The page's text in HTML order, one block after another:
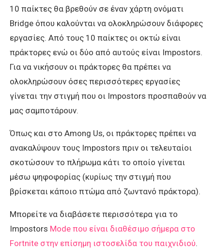
10 παίκτες θα βρεθούν σε έναν χάρτη ονόματι
Bridge όπου καλούνται να ολοκληρώσουν διάφορες
εργασίες. Από τους 10 παίκτες οι οκτώ είναι
πράκτορες ενώ οι δύο από αυτούς είναι Impostors.
Για να νικήσουν οι πράκτορες θα πρέπει να
ολοκληρώσουν όσες περισσότερες εργασίες
γίνεται την στιγμή που οι Impostors προσπαθούν να
μας σαμποτάρουν.
Όπως και στο Among Us, οι πράκτορες πρέπει να
ανακαλύψουν τους Impostors πριν οι τελευταίοι
σκοτώσουν το πλήρωμα κάτι το οποίο γίνεται
μέσω ψηφοφορίας (κυρίως την στιγμή που
βρίσκεται κάποιο πτώμα από ζωντανό πράκτορα).
Μπορείτε να διαβάσετε περισσότερα για το
Impostors Mode που είναι διαθέσιμο σήμερα στο
Fortnite στην επίσημη ιστοσελίδα του παιχνιδιού.